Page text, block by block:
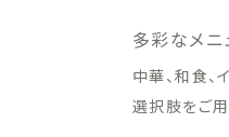
多彩なメ
中華、和食、
選択肢をご用